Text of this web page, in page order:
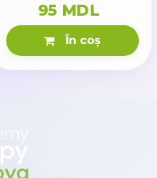
95 MDL
În coș